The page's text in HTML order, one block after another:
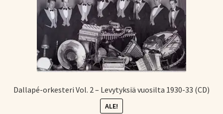
Dallapé-orkesteri Vol. 2 – Levytyksiä vuosilta 1930-33 (CD)
ALE!